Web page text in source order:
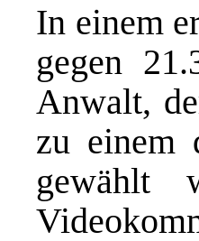
In einem
gegen
Anwalt,
zu einem
gewählt